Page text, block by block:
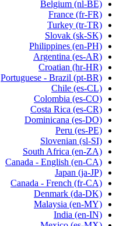
Belgium (nl-BE)
France (fr-FR)
Turkey (tr-TR)
Slovak (sk-SK)
Philippines (en-PH)
Argentina (es-AR)
Croatian (hr-HR)
Portuguese - Brazil (pt-BR)
Chile (es-CL)
Colombia (es-CO)
Costa Rica (es-CR)
Dominicana (es-DO)
Peru (es-PE)
Slovenian (sl-SI)
South Africa (en-ZA)
Canada - English (en-CA)
Japan (ja-JP)
Canada - French (fr-CA)
Denmark (da-DK)
Malaysia (en-MY)
India (en-IN)